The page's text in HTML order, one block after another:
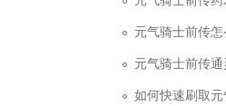
元气骑士前传
元气骑士前传
如何快速刷取元